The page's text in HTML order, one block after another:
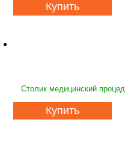
Купить
Столик медицинский
Купить